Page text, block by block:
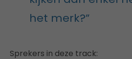
het merk?”
Sprekers in deze track: